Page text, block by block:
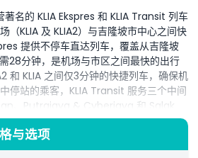
著名的 KLIA Ekspres 和 KLIA Transit 列车
（KLIA 及 KLIA2）与吉隆坡市中心之间快
提供不停车直达列车，覆盖从吉隆坡
28分钟，是机场与市区之间最快的出行
和 KLIA 之间仅3分钟的快捷列车，确保机
停站的乘客，KLIA Transit 服务三个中间
、Putrajaya & Cyberjaya 和 Salak
的空铁服务闻名，并获得多项本地及国际
和 2016 年曾获全球空铁奖的年度空铁连
，ERL 荣获陆上公共交通委员会
与选项